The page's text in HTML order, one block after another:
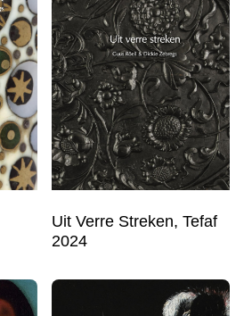
Uit Verre Streken, Tefaf
2024